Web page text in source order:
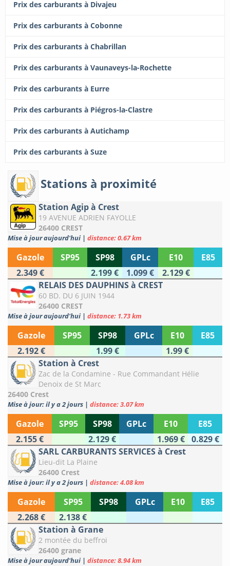
Prix des carburants à Divajeu
Prix des carburants à Cobonne
Prix des carburants à Chabrillan
Prix des carburants à Vaunaveys-la-Rochette
Prix des carburants à Eurre
Prix des carburants à Piégros-la-Clastre
Prix des carburants à Autichamp
Prix des carburants à Suze
Stations à proximité
Station Agip à Crest
19 AVENUE ADRIEN FAYOLLE
26400 CREST
Mise à jour aujourd'hui | distance: 0.67 km
Gazole SP95 SP98 GPLc E10
E85
2.349 €
2.199 € 1.099 €
2.129 €
RELAIS DES DAUPHINS à CREST
60 BD. DU 6 JUIN 1944
26400 CREST
Mise à jour aujourd'hui | distance: 1.73 km
Gazole SP95 SP98 GPLc E10
E85
2.192 €
1.99 €
1.99 €
Station à Crest
Zac de la Condamine - Rue Commandant Hélie
Denoix de St Marc
26400 Crest
Mise à jour: il y a 2 jours | distance: 3.07 km
Gazole SP95 SP98 GPLc E10
E85
2.155 €
2.129 € 1.969 €
0.829 €
SARL CARBURANTS SERVICES à Crest
Lieu-dit La Plaine
26400 Crest
Mise à jour: il y a 2 jours | distance: 4.08 km
Gazole SP95 SP98 GPLc E10
E85
2.268 €
2.138 €
Station à Grane
2 montée du beffroi
26400 grane
Mise à jour aujourd'hui | distance: 8.94 km